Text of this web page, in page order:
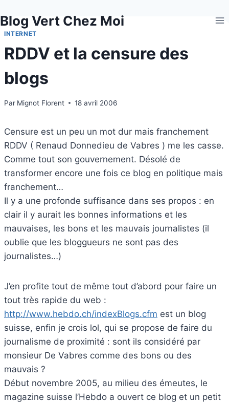
au
contenu
Blog Vert Chez Moi
INTERNET
RDDV et la censure des
blogs
Par Mignot Florent 18 avril 2006
Censure est un peu un mot dur mais franchement
RDDV ( Renaud Donnedieu de Vabres ) me les casse.
Comme tout son gouvernement. Désolé de
transformer encore une fois ce blog en politique mais
franchement…
Il y a une profonde suffisance dans ses propos : en
clair il y aurait les bonnes informations et les
mauvaises, les bons et les mauvais journalistes (il
oublie que les bloggueurs ne sont pas des
journalistes…)
J’en profite tout de même tout d’abord pour faire un
tout très rapide du web :
http://www.hebdo.ch/indexBlogs.cfm est un blog
suisse, enfin je crois lol, qui se propose de faire du
journalisme de proximité : sont ils considéré par
monsieur De Vabres comme des bons ou des
mauvais ?
Début novembre 2005, au milieu des émeutes, le
magazine suisse l’Hebdo a ouvert ce blog et un petit